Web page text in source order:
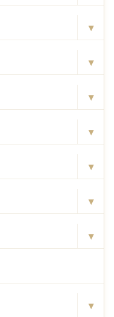
▾
▾
▾
▾
▾
▾
▾
▾